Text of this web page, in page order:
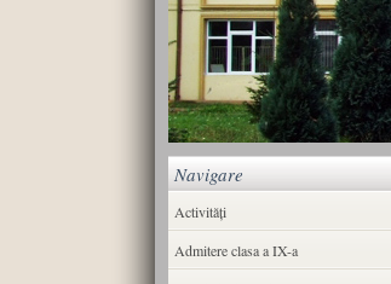
Navigare
Activități
Admitere clasa a IX-a